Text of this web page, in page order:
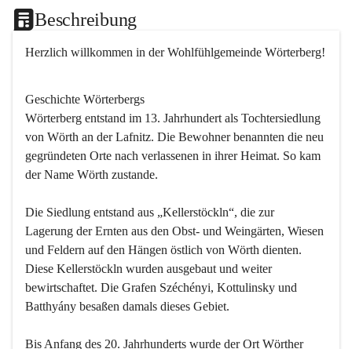
Beschreibung
Herzlich willkommen in der Wohlfühlgemeinde Wörterberg!
Geschichte Wörterbergs
Wörterberg entstand im 13. Jahrhundert als Tochtersiedlung
von Wörth an der Lafnitz. Die Bewohner benannten die neu
gegründeten Orte nach verlassenen in ihrer Heimat. So kam
der Name Wörth zustande.
Die Siedlung entstand aus „Kellerstöckln“, die zur
Lagerung der Ernten aus den Obst- und Weingärten, Wiesen
und Feldern auf den Hängen östlich von Wörth dienten.
Diese Kellerstöckln wurden ausgebaut und weiter
bewirtschaftet. Die Grafen Széchényi, Kottulinsky und
Batthyány besaßen damals dieses Gebiet.
Bis Anfang des 20. Jahrhunderts wurde der Ort Wörther